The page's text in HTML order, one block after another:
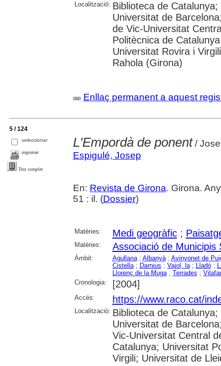
Localització: Biblioteca de
Universitat de
de Vic-Universitat
Politècnica de
Universitat Rovira i
Rahola (Girona)
Enllaç permanent a aquest
5 / 124
seleccionar
imprimir
Text complet
L'Empordà de ponent/
Espigulé, Josep
En: Revista de Girona. Girona.
51 : il. (Dossier)
Matèries: Medi geogràfic;
Matèries: Associació de Municipis
Àmbit: Agullana; Albanyà; Avinyonet de
Cistella; Darnius ; Vajol, la; Lladó;
Llorenç de la Muga; Terrades ;
Cronologia:
[2004]
Accés: https://www.raco.cat/
Localització: Biblioteca de
Universitat de
Vic-Universitat Central
Catalunya; Universitat
Virgili; Universitat de